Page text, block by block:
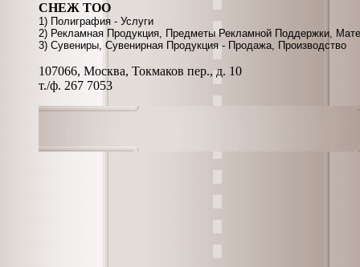
СНЕЖ ТОО
1) Полиграфия - Услуги
2) Рекламная Продукция, Предметы Рекламной Поддержки,
3) Сувениры, Сувенирная Продукция - Продажа, Производство
107066, Москва, Токмаков пер., д. 10
т./ф. 267 7053